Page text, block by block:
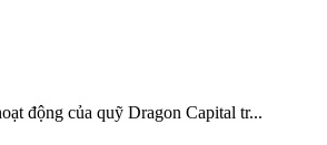
động của quỹ Dragon Capital tr...